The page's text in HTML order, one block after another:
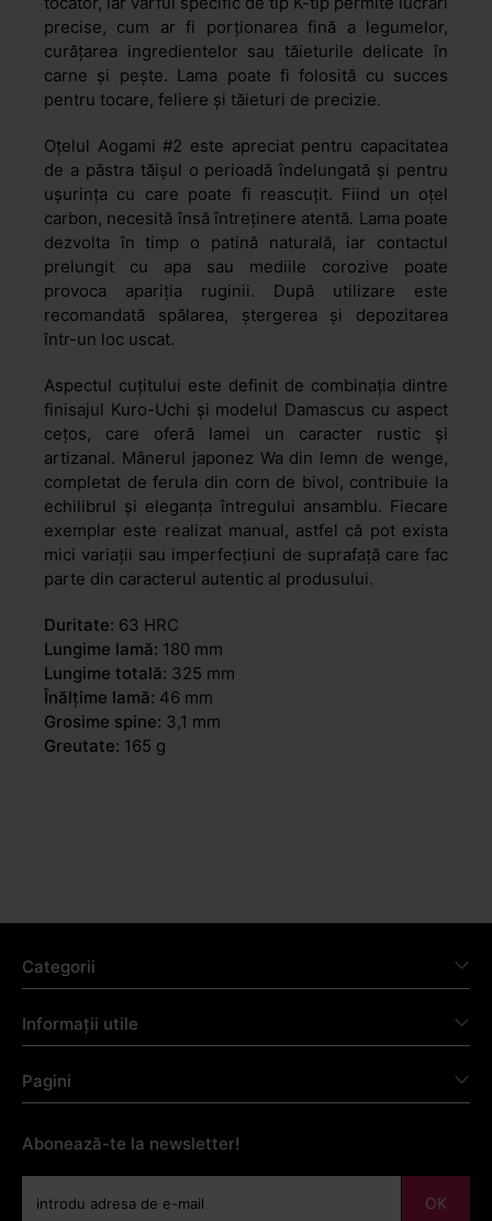
precise, cum ar fi porționarea fină a legumelor,
curățarea ingredientelor sau tăieturile delicate în
carne și pește. Lama poate fi folosită cu succes
pentru tocare, feliere și tăieturi de precizie.
Oțelul Aogami #2 este apreciat pentru capacitatea
de a păstra tăișul o perioadă îndelungată și pentru
ușurința cu care poate fi reascuțit. Fiind un oțel
carbon, necesită însă întreținere atentă. Lama poate
dezvolta în timp o patină naturală, iar contactul
prelungit cu apa sau mediile corozive poate
provoca apariția ruginii. După utilizare este
recomandată spălarea, ștergerea și depozitarea
într-un loc uscat.
Aspectul cuțitului este definit de combinația dintre
finisajul Kuro-Uchi și modelul Damascus cu aspect
cețos, care oferă lamei un caracter rustic și
artizanal. Mânerul japonez Wa din lemn de wenge,
completat de ferula din corn de bivol, contribuie la
echilibrul și eleganța întregului ansamblu. Fiecare
exemplar este realizat manual, astfel că pot exista
mici variații sau imperfecțiuni de suprafață care fac
parte din caracterul autentic al produsului.
Duritate: 63 HRC
Lungime lamă: 180 mm
Lungime totală: 325 mm
Înălțime lamă: 46 mm
Grosime spine: 3,1 mm
Greutate: 165 g
Categorii
Informații utile
Pagini
Abonează-te la newsletter!
OK